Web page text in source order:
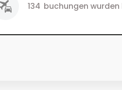
134 buchungen